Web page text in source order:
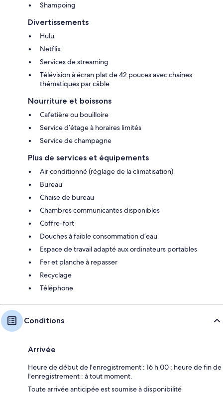
Shampoing
Divertissements
Hulu
Netflix
Services de streaming
Télévision à écran plat de 42 pouces avec chaînes
thématiques par câble
Nourriture et boissons
Cafetière ou bouilloire
Service d’étage à horaires limités
Service de champagne
Plus de services et équipements
Air conditionné (réglage de la climatisation)
Bureau
Chaise de bureau
Chambres communicantes disponibles
Coffre-fort
Douches à faible consommation d’eau
Espace de travail adapté aux ordinateurs portables
Fer et planche à repasser
Recyclage
Téléphone
Conditions
Arrivée
Heure de début de l'enregistrement : 16 h 00 ; heure de fin de
l'enregistrement : à tout moment.
Toute arrivée anticipée est soumise à disponibilité